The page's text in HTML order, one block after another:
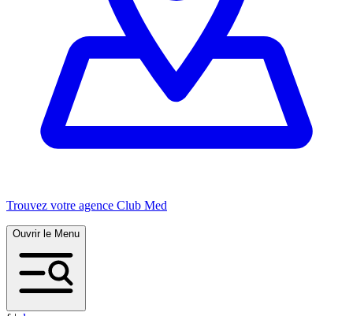
Trouvez votre agence Club Med
Ouvrir le Menu